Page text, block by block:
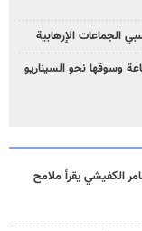
خططوا لإسقاط إيران خلال 48 ساعة وسوقها نحو السيناريو
الكفيشي يقرأ ملامح